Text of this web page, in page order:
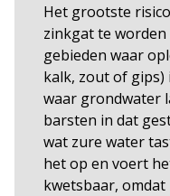
Het grootste
zinkgat te
gebieden waar
kalk, zout of
waar grondwater
barsten in dat
wat zure water
het op en voert
kwetsbaar,